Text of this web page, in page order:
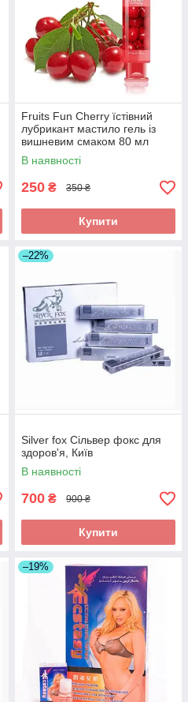
Fruits Fun Cherry їстівний
лубрикант мастило гель із
вишневим смаком 80 мл
В наявності
250 ₴ 350 ₴
Купити
–22%
Silver fox Сільвер фокс для
здоров'я, Київ
В наявності
700 ₴ 900 ₴
Купити
–19%